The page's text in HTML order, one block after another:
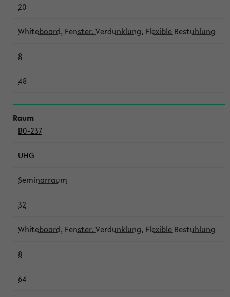
20
Whiteboard, Fenster, Verdunklung, Flexible Bestuhlung
8
48
B0-237
UHG
Seminarraum
32
Whiteboard, Fenster, Verdunklung, Flexible Bestuhlung
8
64